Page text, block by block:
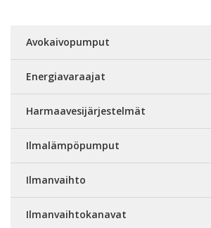
Avokaivopumput
Energiavaraajat
Harmaavesijärjestelmät
Ilmalämpöpumput
Ilmanvaihto
Ilmanvaihtokanavat